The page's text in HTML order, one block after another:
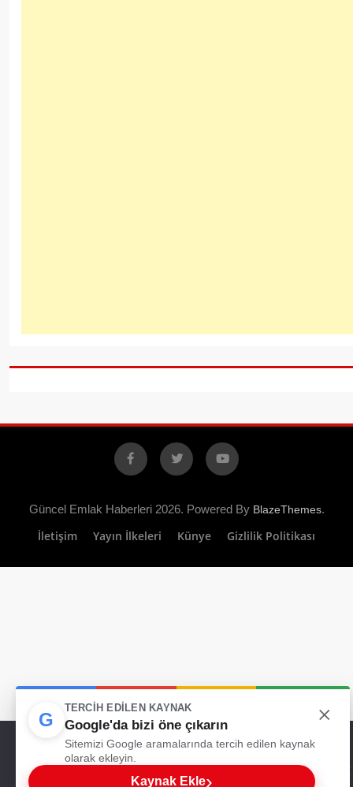
Facebook
X YouTube
Güncel Emlak Haberleri 2026. Powered By BlazeThemes.
İletişim Yayın İlkeleri Künye Gizlilik Politikası
Web sitemizde size en iyi deneyimi sunabilmemiz için çerezleri
kullanıyoruz. Bu siteyi kullanmaya devam ederseniz, bunu kabul
G
TERCIH EDILEN KAYNAK
Google'da bizi öne çıkarın
Sitemizi Google aramalarında tercih edilen kaynak
olarak ekleyin.
Kaynak Ekle›
×